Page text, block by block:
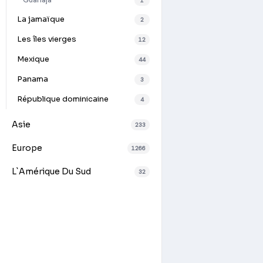
La jamaïque 2
Les îles vierges 12
Mexique 44
Panama 3
République dominicaine 4
Asie 233
Europe 1266
L`Amérique Du Sud 32